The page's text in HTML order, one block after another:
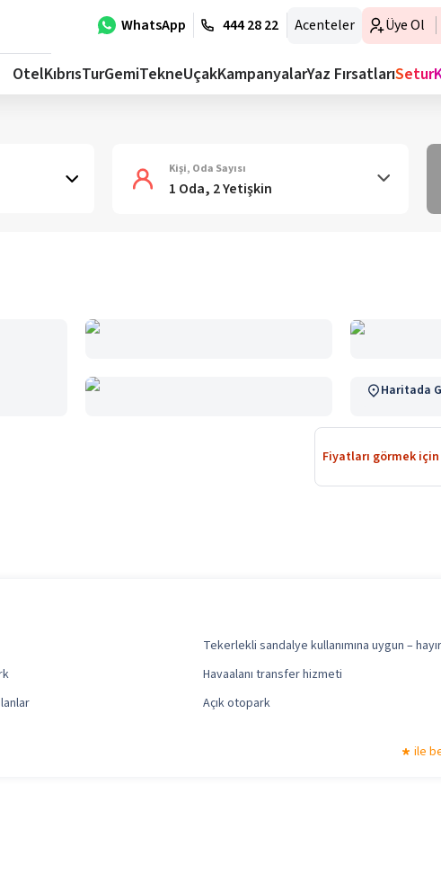
WhatsApp 444 28 22 Acenteler Üye Ol
OtelKıbrısTurGemiTekneUçakKampanyalarYaz Fırsatları
Kişi, Oda Sayısı
1 Oda, 2 Yetişkin
Haritada
Fiyatları görmek
Tekerlekli sandalye kullanımına uygun – hayır
Havaalanı transfer hizmeti
Açık otopark
ile